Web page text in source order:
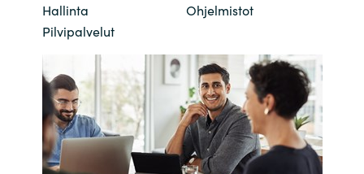
Estonia
Finland
France
Kumppanit
Hallinta
Ohjelmistot
Pilvipalvelut